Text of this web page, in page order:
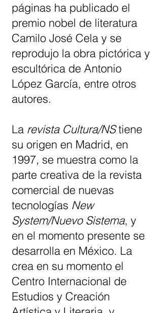
páginas ha publicado el
premio nobel de literatura
Camilo José Cela y se
reprodujo la obra pictórica y
escultórica de Antonio
López García, entre otros
autores.
La revista Cultura/NStiene
su origen en Madrid, en
1997, se muestra como la
parte creativa de la revista
comercial de nuevas
tecnologías New
System/Nuevo Sistema, y
en el momento presente se
desarrolla en México. La
crea en su momento el
Centro Internacional de
Estudios y Creación